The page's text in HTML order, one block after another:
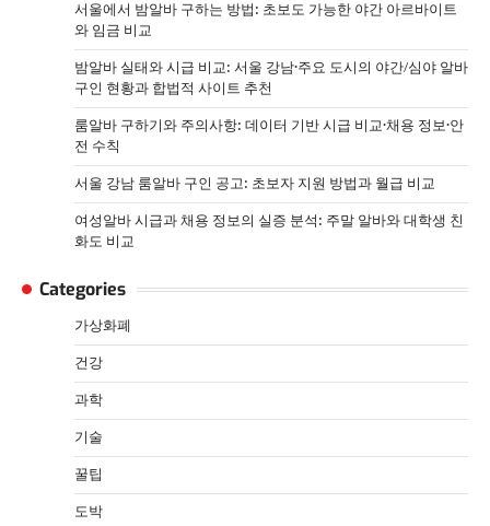
서울에서 밤알바 구하는 방법: 초보도 가능한 야간 아르바이트
와 임금 비교
밤알바 실태와 시급 비교: 서울 강남·주요 도시의 야간/심야 알바
구인 현황과 합법적 사이트 추천
룸알바 구하기와 주의사항: 데이터 기반 시급 비교·채용 정보·안
전 수칙
서울 강남 룸알바 구인 공고: 초보자 지원 방법과 월급 비교
여성알바 시급과 채용 정보의 실증 분석: 주말 알바와 대학생 친
화도 비교
Categories
가상화폐
건강
과학
기술
꿀팁
도박